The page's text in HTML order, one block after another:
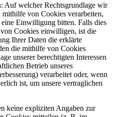
Auf welcher Rechtsgrundlage wir
mithilfe von Cookies verarbeiten,
Einwilligung bitten. Falls dies
Cookies einwilligen, ist die
Ihrer Daten die erklärte
die mithilfe von Cookies
unserer berechtigten Interessen
Betrieb unseres
verarbeitet oder, wenn
ist, um unsere vertraglichen
keine expliziten Angaben zur